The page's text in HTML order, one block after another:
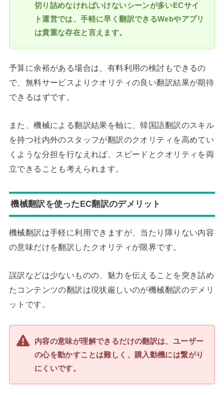
切り詰めなければいけないシーンが多いECサイ
ト運営では、手軽に早く翻訳できるWebやアプリ
は貴重な存在と言えます。
予算に余裕がある場合は、有料利用の検討もできるの
で、無料サービスよりクオリティの良い翻訳結果が期待
できるはずです。
また、機械による翻訳結果を軸に、韓国語翻訳のスキル
を持つ社内外のスタッフが翻訳のクオリティを高めてい
くような分担を行なえれば、スピードとクオリティを両
立できることも考えられます。
機械翻訳を使ったEC翻訳のデメリット
機械翻訳は手軽に利用できますが、当たり障りない内容
の意味だけを翻訳したクオリティが限界です。
誤訳などは少ないものの、魅力を伝えることを突き詰め
たコンテンツの翻訳は現状厳しいのが機械翻訳のデメリ
ットです。
内容の意味が理解できるだけの翻訳は、ユーザー
の心を動かすことは難しく、購入動機には繋がり
にくいです。